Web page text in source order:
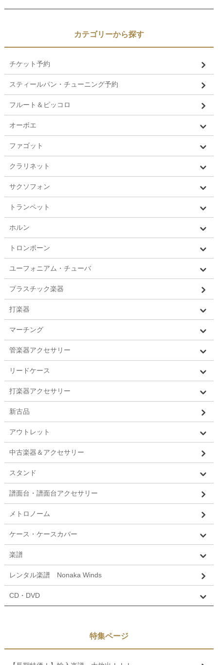
カテゴリーから探す
チケット予約
スティールパン・チューニング予約
フルート＆ピッコロ
オーボエ
ファゴット
クラリネット
サクソフォン
トランペット
ホルン
トロンボーン
ユーフォニアム・チューバ
プラスチック楽器
打楽器
マーチング
管楽器アクセサリー
リードケース
打楽器アクセサリー
新古品
アウトレット
中古楽器＆アクセサリー
スタンド
譜面台・譜面台アクセサリー
メトロノーム
ケース・ケースカバー
楽譜
レンタル楽譜 Nonaka Winds
CD・DVD
特集ページ